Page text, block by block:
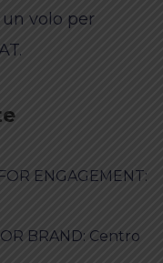
volo per
ENGAGEMENT:
BRAND: Centro